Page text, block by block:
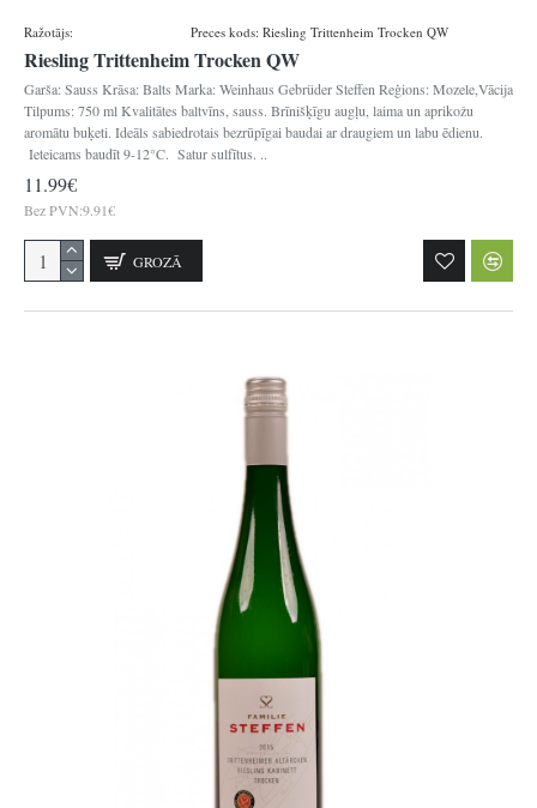
Ražotājs: Preces kods: Riesling Trittenheim Trocken QW
Riesling Trittenheim Trocken QW
Garša: Sauss Krāsa: Balts Marka: Weinhaus Gebrüder Steffen Reģions: Mozele,Vācija
Tilpums: 750 ml Kvalitātes baltvīns, sauss. Brīnišķīgu augļu, laima un aprikožu
aromātu buķeti. Ideāls sabiedrotais bezrūpīgai baudai ar draugiem un labu ēdienu.
Ieteicams baudīt 9-12°C. Satur sulfītus. ..
11.99€
Bez PVN:9.91€
GROZĀ